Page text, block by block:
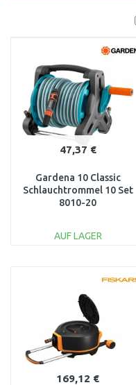
47,37 €
Gardena 10 Classic
Schlauchtrommel 10 Set
8010-20
AUF LAGER
Vergleichen
169,12 €